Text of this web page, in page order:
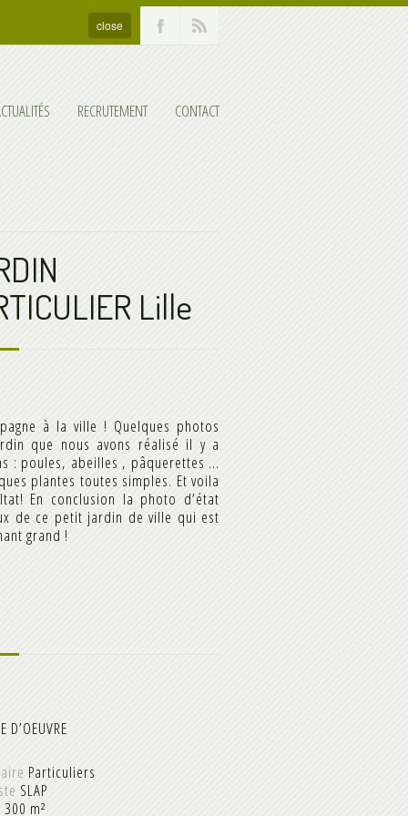
close
RECRUTEMENT CONTACT
Lille
à la ville ! Quelques photos
que nous avons réalisé il y a
: poules, abeilles , pâquerettes …
plantes toutes simples. Et voila
En conclusion la photo d’état
de ce petit jardin de ville qui est
grand !
D’OEUVRE
Particuliers
SLAP
300 m²